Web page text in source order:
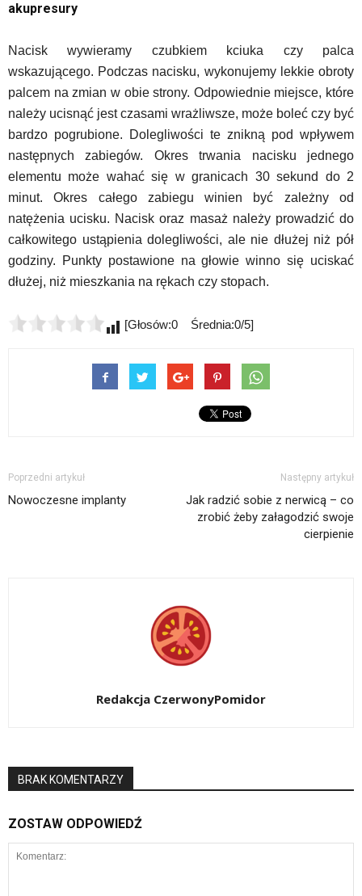
akupresury
Nacisk wywieramy czubkiem kciuka czy palca
wskazującego. Podczas nacisku, wykonujemy lekkie obroty
palcem na zmian w obie strony. Odpowiednie miejsce, które
należy ucisnąć jest czasami wrażliwsze, może boleć czy być
bardzo pogrubione. Dolegliwości te znikną pod wpływem
następnych zabiegów. Okres trwania nacisku jednego
elementu może wahać się w granicach 30 sekund do 2
minut. Okres całego zabiegu winien być zależny od
natężenia ucisku. Nacisk oraz masaż należy prowadzić do
całkowitego ustąpienia dolegliwości, ale nie dłużej niż pół
godziny. Punkty postawione na głowie winno się uciskać
dłużej, niż mieszkania na rękach czy stopach.
[Głosów:0 Średnia:0/5]
Poprzedni artykuł
Nowoczesne implanty
Następny artykuł
Jak radzić sobie z nerwicą – co
zrobić żeby załagodzić swoje
cierpienie
Redakcja CzerwonyPomidor
BRAK KOMENTARZY
ZOSTAW ODPOWIEDŹ